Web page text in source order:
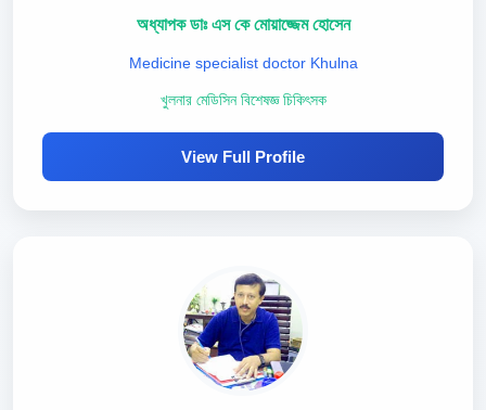
অধ্যাপক ডাঃ এস কে মোয়াজ্জেম হোসেন
Medicine specialist doctor Khulna
খুলনার মেডিসিন বিশেষজ্ঞ চিকিৎসক
View Full Profile